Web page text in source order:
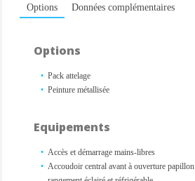
Options Données complémentaires
Options
Pack attelage
Peinture métallisée
Equipements
Accès et démarrage mains-libres
Accoudoir central avant à ouverture papillon avec compartiment de